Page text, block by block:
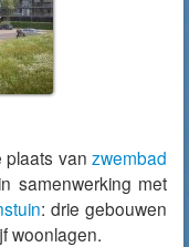
plaats van zwembad
samenwerking met
: drie gebouwen
woonlagen.